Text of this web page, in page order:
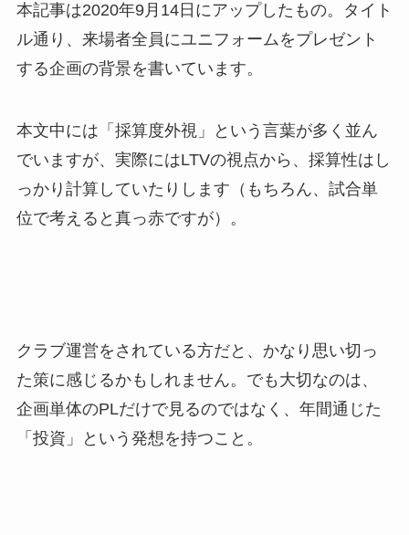
本記事は2020年9月14日にアップしたもの。タイト
ル通り、来場者全員にユニフォームをプレゼント
する企画の背景を書いています。
本文中には「採算度外視」という言葉が多く並ん
でいますが、実際にはLTVの視点から、採算性はし
っかり計算していたりします（もちろん、試合単
位で考えると真っ赤ですが）。
クラブ運営をされている方だと、かなり思い切っ
た策に感じるかもしれません。でも大切なのは、
企画単体のPLだけで見るのではなく、年間通じた
「投資」という発想を持つこと。